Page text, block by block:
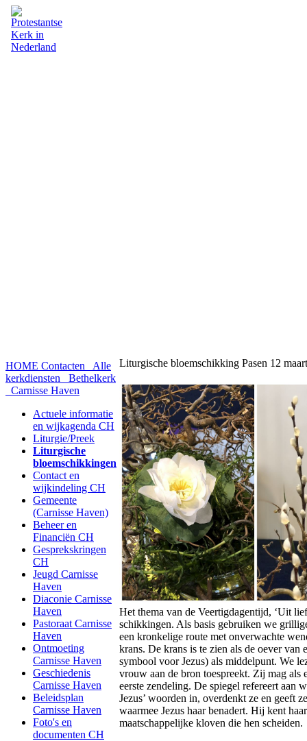
HOME Contacten
Alle
kerkdiensten
Bethelkerk
Carnisse Haven
Actuele informatie
en wijkagenda CH
Liturgie/Preek
Liturgische
bloemschikkingen
Contact en
wijkindeling CH
Gemeente
(Carnisse Haven)
Beheer en
Financiën CH
Gesprekskringen
CH
Jeugd Carnisse
Haven
Diaconie Carnisse
Haven
Pastoraat Carnisse
Haven
Ontmoeting
Carnisse Haven
Geschiedenis
Carnisse Haven
Beleidsplan
Carnisse Haven
Foto's en
documenten CH
Liturgische bloemschikking Pasen 12
Het thema van de Veertigdagentijd, ‘Uit
schikkingen. Als basis gebruiken we
een kronkelige route met onverwachte
krans. De krans is te zien als de oever van
symbool voor Jezus) als middelpunt. We
vrouw aan de bron toespreekt. Zij mag als
eerste zendeling. De spiegel refereert aan
Jezus’ woorden in, overdenkt ze en geeft
waarmee Jezus haar benadert. Hij kent
maatschappelijke kloven die hen scheiden.